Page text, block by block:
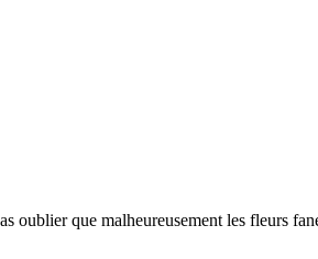
oublier que malheureusement les fleurs